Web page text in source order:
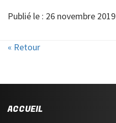
Publié le : 26 novembre 2019
« Retour
ACCUEIL